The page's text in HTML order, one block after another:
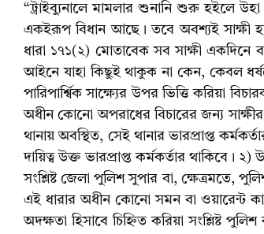
“ট্রাইব্যুনালে মামলার শুনানি শুরু হইলে
একইরূপ বিধান আছে। তবে অবশ্যই সাক্ষী
ধারা ১৭১(২) মোতাবেক সব সাক্ষী
আইনে যাহা কিছুই থাকুক না কেন, কেবল
পারিপার্শ্বিক সাক্ষ্যের উপর ভিত্তি করিয়া
অধীন কোনো অপরাধের বিচারের জন্য সাক্ষীর
থানায় অবস্থিত, সেই থানার ভারপ্রাপ্ত
দায়িত্ব উক্ত ভারপ্রাপ্ত কর্মকর্তার থাকিবে।
সংশ্লিষ্ট জেলা পুলিশ সুপার বা, ক্ষেত্রমতে,
এই ধারার অধীন কোনো সমন বা ওয়ারেন্ট
অদক্ষতা হিসাবে চিহ্নিত করিয়া সংশ্লিষ্ট